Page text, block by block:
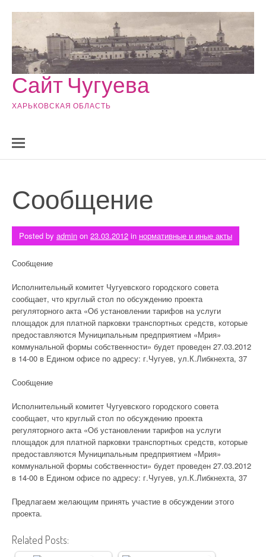
Сайт Чугуева
ХАРЬКОВСКАЯ ОБЛАСТЬ
Сообщение
Posted by admin on 23.03.2012 in нормативные и иные акты
Сообщение
Исполнительный комитет Чугуевского городского совета
сообщает, что круглый стол по обсуждению проекта
регуляторного акта «Об установлении тарифов на услуги
площадок для платной парковки транспортных средств, которые
предоставляются Муниципальным предприятием «Мрия»
коммунальной формы собственности» будет проведен 27.03.2012
в 14-00 в Едином офисе по адресу: г.Чугуев, ул.К.Либкнехта, 37
Сообщение
Исполнительный комитет Чугуевского городского совета
сообщает, что круглый стол по обсуждению проекта
регуляторного акта «Об установлении тарифов на услуги
площадок для платной парковки транспортных средств, которые
предоставляются Муниципальным предприятием «Мрия»
коммунальной формы собственности» будет проведен 27.03.2012
в 14-00 в Едином офисе по адресу: г.Чугуев, ул.К.Либкнехта, 37
Предлагаем желающим принять участие в обсуждении этого
проекта.
Related Posts: